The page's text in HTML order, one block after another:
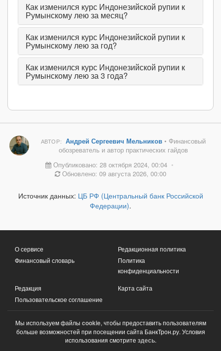
Как изменился курс Индонезийской рупии к
Румынскому лею за месяц?
Как изменился курс Индонезийской рупии к
Румынскому лею за год?
Как изменился курс Индонезийской рупии к
Румынскому лею за 3 года?
АВТОР: Андрей Сергеевич Мельников• Финансовый
обозреватель и автор практических гайдов
Опубликовано: 28 октября 2024, 00:04 •
Обновлено: 09 августа 2026, 00:00
Источник данных: ЦБ РФ (Центральный банк Российской
Федерации).
О сервисе
Финансовый словарь
Редакционная политика
Политика
конфиденциальности
Редакция
Пользовательское соглашение
Карта сайта
Мы используем файлы cookie, чтобы предоставить пользователям
больше возможностей при посещении сайта БанкТрон.ру. Условия
использования смотрите здесь.